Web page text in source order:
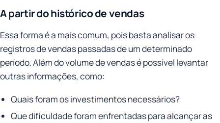
A partir do histórico de vendas
Essa forma é a mais comum, pois basta analisar os
registros de vendas passadas de um determinado
período. Além do volume de vendas é possível levantar
outras informações, como:
Quais foram os investimentos necessários?
Que dificuldade foram enfrentadas para alcançar as